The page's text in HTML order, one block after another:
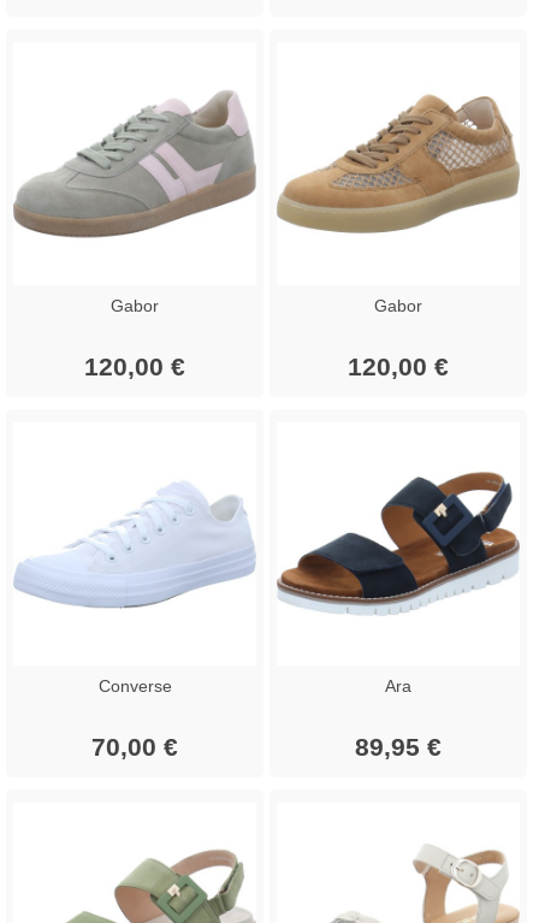
Gabor
120,00 €
Gabor
120,00 €
Converse
70,00 €
Ara
89,95 €